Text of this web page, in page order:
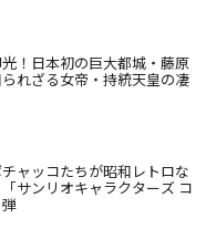
！日本初の巨大都城・藤原
れざる女帝・持統天皇の凄
ャッコたちが昭和レトロな
サンリオキャラクターズ コ